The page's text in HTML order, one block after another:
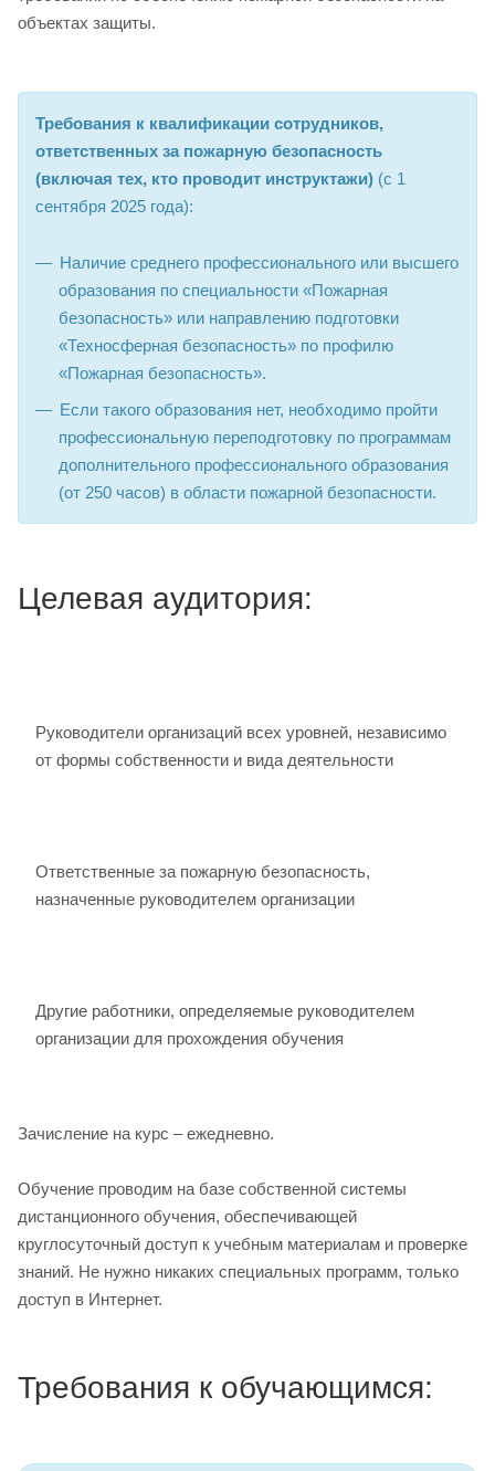
объектах защиты.
Требования к квалификации сотрудников,
ответственных за пожарную безопасность
(включая тех, кто проводит инструктажи) (с 1
сентября 2025 года):
Наличие среднего профессионального или высшего
образования по специальности «Пожарная
безопасность» или направлению подготовки
«Техносферная безопасность» по профилю
«Пожарная безопасность».
Если такого образования нет, необходимо пройти
профессиональную переподготовку по программам
дополнительного профессионального образования
(от 250 часов) в области пожарной безопасности.
Целевая аудитория:
Руководители организаций всех уровней, независимо
от формы собственности и вида деятельности
Ответственные за пожарную безопасность,
назначенные руководителем организации
Другие работники, определяемые руководителем
организации для прохождения обучения
Зачисление на курс – ежедневно.
Обучение проводим на базе собственной системы
дистанционного обучения, обеспечивающей
круглосуточный доступ к учебным материалам и проверке
знаний. Не нужно никаких специальных программ, только
доступ в Интернет.
Требования к обучающимся: